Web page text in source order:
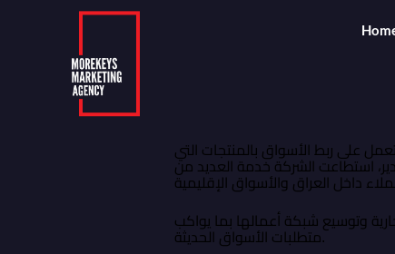
على ربط الأسواق بالمنتجات التي
استطاعت الشركة خدمة العديد من
وتوسيع شبكة أعمالها بما يواكب
متطلبات الأسواق الحديثة.